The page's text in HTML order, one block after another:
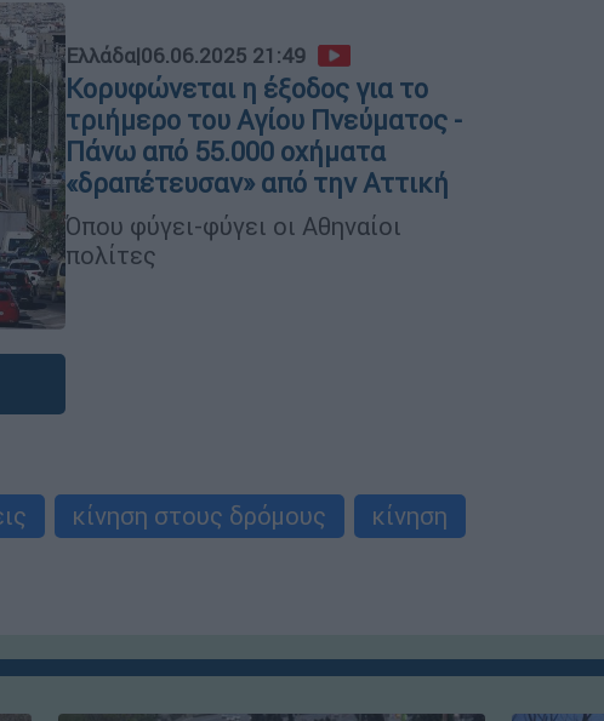
Ελλάδα|06.06.2025 21:49
Κορυφώνεται η έξοδος για το
τριήμερο του Αγίου Πνεύματος -
Πάνω από 55.000 οχήματα
«δραπέτευσαν» από την Αττική
Όπου φύγει-φύγει οι Αθηναίοι
πολίτες
κίνηση στους δρόμους
κίνηση